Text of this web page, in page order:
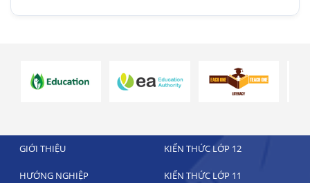
GIỚI THIỆU KIẾN THỨC LỚP 12
HƯỚNG NGHIỆP KIẾN THỨC LỚP 11